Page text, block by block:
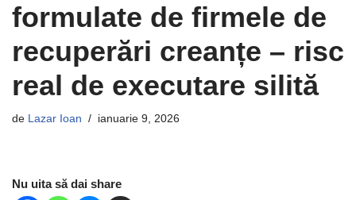
formulate de firmele de
recuperări creanțe – risc
real de executare silită
de Lazar Ioan ianuarie 9, 2026
Nu uita să dai share